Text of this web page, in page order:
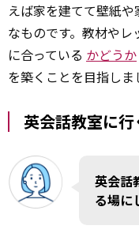
えば家を建てて壁紙
なものです。教材や
に合っている かどうか
を築くことを目指しま
英会話教室に行
英会話
る場に